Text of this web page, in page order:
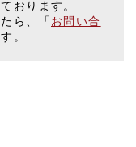
おります。
ら、「 お問い合
。